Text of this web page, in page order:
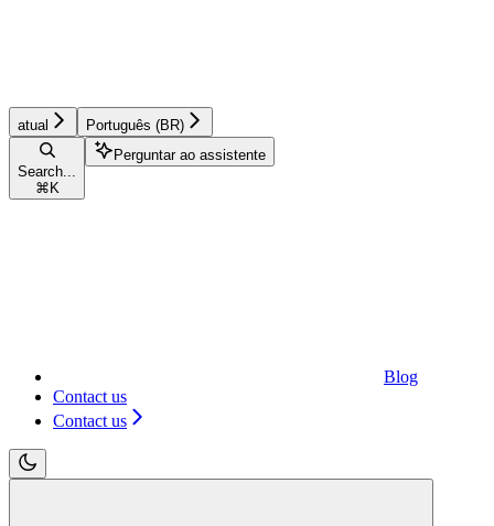
atual Português (BR)
Search...
⌘ K
Perguntar ao assistente
Blog
Contact us
Contact us